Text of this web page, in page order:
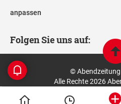
anpassen
Folgen Sie uns auf:
© Abendzeitung
Alle Rechte 2026